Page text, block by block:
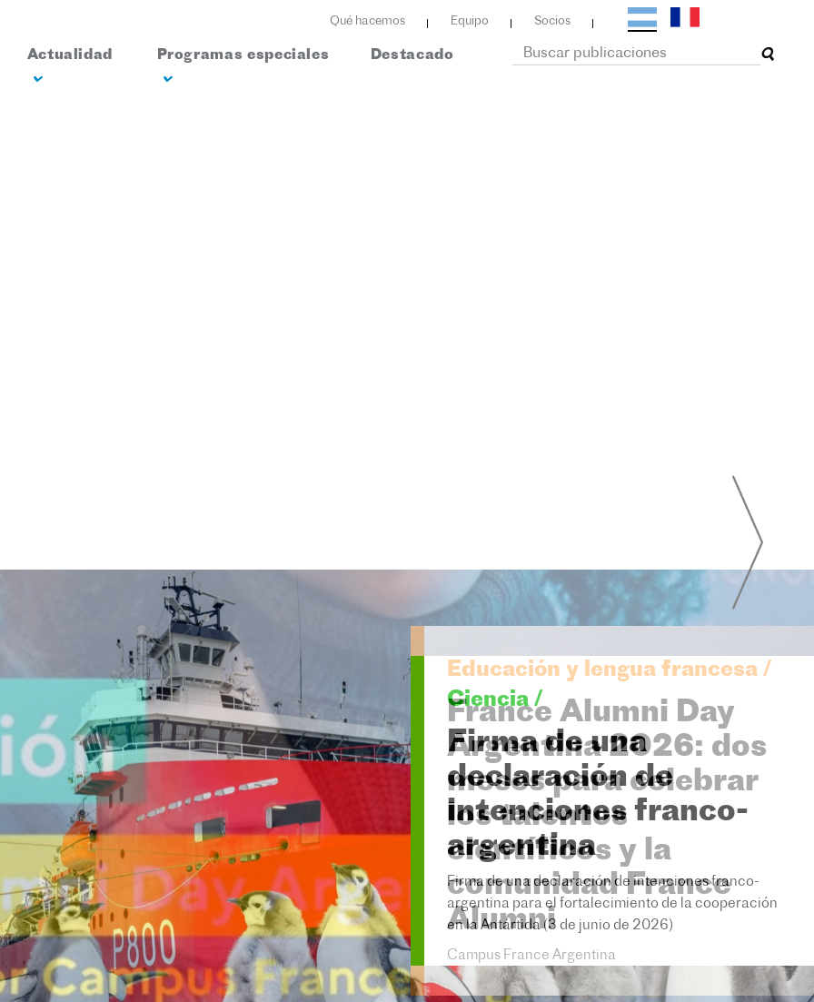
Qué hacemos Equipo Socios
Actualidad Programas especiales Destacado
Ciencia /
Firma de una
declaración de
intenciones franco-
argentina
Firma de una declaración de intenciones franco-
argentina para el fortalecimiento de la cooperación
en la Antártida (3 de junio de 2026)